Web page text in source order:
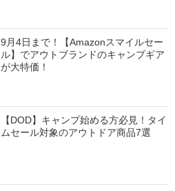
9月4日まで！【Amazonスマイルセー
ル】でアウトブランドのキャンプギア
が大特価！
【DOD】キャンプ始める方必見！タイ
ムセール対象のアウトドア商品7選